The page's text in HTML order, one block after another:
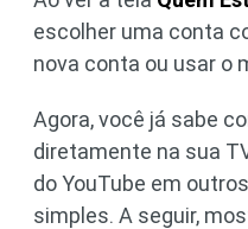
escolher uma conta
nova conta ou usar o
Agora, você já sabe
diretamente na sua
do YouTube em
simples. A seguir,